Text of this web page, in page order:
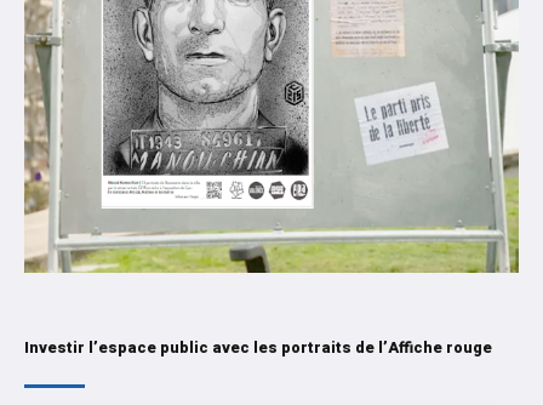
Investir l’espace public avec les portraits de l’Affiche rouge